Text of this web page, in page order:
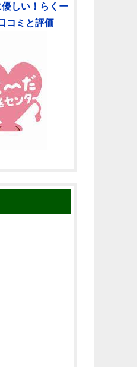
しい！らくー
コミと評価